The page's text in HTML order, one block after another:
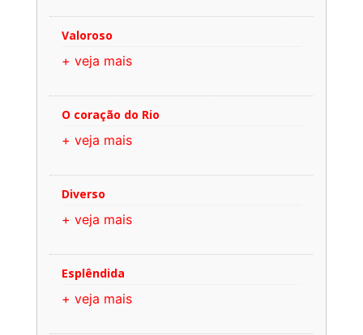
Valoroso
+ veja mais
O coração do Rio
+ veja mais
Diverso
+ veja mais
Esplêndida
+ veja mais